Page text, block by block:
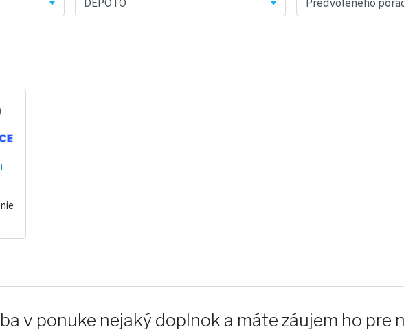
v ponuke nejaký doplnok a máte záujem ho pre